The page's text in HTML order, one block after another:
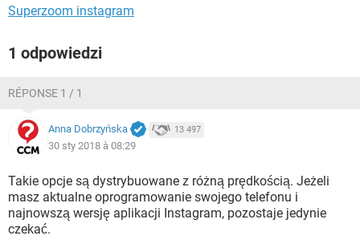
Superzoom instagram
1 odpowiedzi
RÉPONSE 1 / 1
Anna Dobrzyńska 13 497
30 sty 2018 à 08:29
Takie opcje są dystrybuowane z różną prędkością. Jeżeli
masz aktualne oprogramowanie swojego telefonu i
najnowszą wersję aplikacji Instagram, pozostaje jedynie
czekać.